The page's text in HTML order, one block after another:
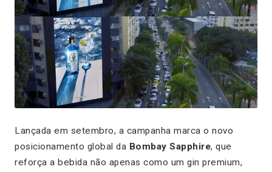
Lançada em setembro, a campanha marca o novo
posicionamento global da Bombay Sapphire, que
reforça a bebida não apenas como um gin premium,